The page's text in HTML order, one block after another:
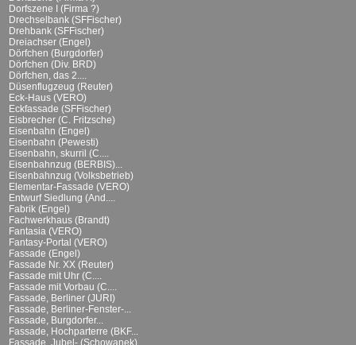
Dorfszene I (Firma ?)
Drechselbank (SFFischer)
Drehbank (SFFischer)
Dreiachser (Engel)
Dörfchen (Burgdorfer)
Dörfchen (Div. BRD)
Dörfchen, das 2....
Düsenflugzeug (Reuter)
Eck-Haus (VERO)
Eckfassade (SFFischer)
Eisbrecher (C. Fritzsche)
Eisenbahn (Engel)
Eisenbahn (Pewesti)
Eisenbahn, skurril (C....
Eisenbahnzug (BERBIS)...
Eisenbahnzug (Volksbetrieb)
Elementar-Fassade (VERO)
Entwurf Siedlung (And....
Fabrik (Engel)
Fachwerkhaus (Brandt)
Fantasia (VERO)
Fantasy-Portal (VERO)
Fassade (Engel)
Fassade Nr. XX (Reuter)
Fassade mit Uhr (C....
Fassade mit Vorbau (C....
Fassade, Berliner (JURI)
Fassade, Berliner-Fenster-...
Fassade, Burgdorfer...
Fassade, Hochparterre (BKF...
Fassade, Jubel- (Schowanek)